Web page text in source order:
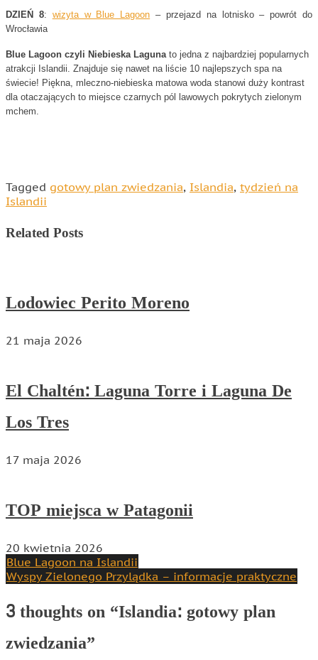
DZIEŃ 8: wizyta w Blue Lagoon – przejazd na lotnisko – powrót do
Wrocławia
Blue Lagoon czyli Niebieska Laguna to jedna z najbardziej popularnych
atrakcji Islandii. Znajduje się nawet na liście 10 najlepszych spa na
świecie! Piękna, mleczno-niebieska matowa woda stanowi duży kontrast
dla otaczających to miejsce czarnych pól lawowych pokrytych zielonym
mchem.
Tagged gotowy plan zwiedzania, Islandia, tydzień na
Islandii
Related Posts
Lodowiec Perito Moreno
21 maja 2026
El Chaltén: Laguna Torre i Laguna De
Los Tres
17 maja 2026
TOP miejsca w Patagonii
20 kwietnia 2026
Nawigacja
wpisu
Blue Lagoon na Islandii
Wyspy Zielonego Przylądka – informacje praktyczne
3 thoughts on “Islandia: gotowy plan
zwiedzania”